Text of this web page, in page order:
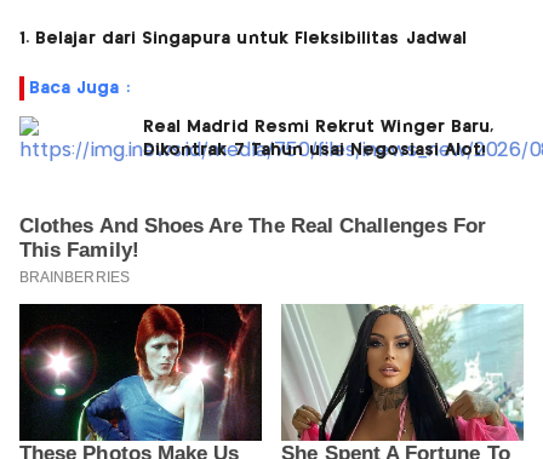
1. Belajar dari Singapura untuk Fleksibilitas Jadwal
Baca Juga :
Real Madrid Resmi Rekrut Winger Baru,
Dikontrak 7 Tahun usai Negosiasi Alot!